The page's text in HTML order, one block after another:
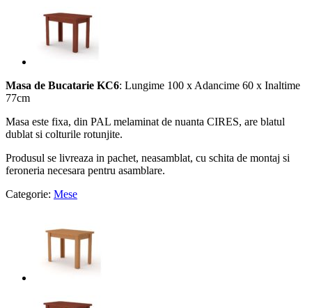
Masa de Bucatarie KC6: Lungime 100 x Adancime 60 x Inaltime
77cm
Masa este fixa, din PAL melaminat de nuanta CIRES, are blatul
dublat si colturile rotunjite.
Produsul se livreaza in pachet, neasamblat, cu schita de montaj si
feroneria necesara pentru asamblare.
Categorie: Mese